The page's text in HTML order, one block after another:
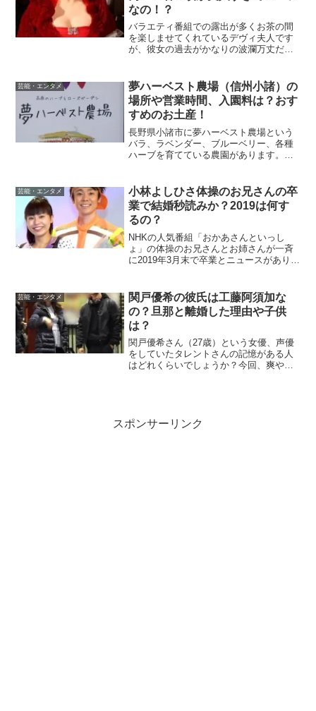
なの！？
バラエティ番組での露出が多くお茶の間
を楽しませてくれているデヴィ夫人です
が、彼女の過去がかなりの波瀾万丈だと
でセレブというイメージがありつつ、バ
ラエティでとんでもないこ...
芸能・エンタメ
夢ハーベスト農場（信州小諸）の
場所や営業時間、入園料は？おす
すめのお土産！
長野県小諸市に夢ハーベスト農場という
バラ、ラベンダー、ブルーベリー、各種
ハーブを育てている農園があります。浅
けて、5月から6月バラ、7月～8月ラベン
ダー、8月～9月ブル...
芸能・エンタメ
小林よしひさ体操のお兄さんの卒
業で結婚秒読みか？2019は何す
るの？
NHKの人気番組「おかあさんといっし
ょ」の体操のお兄さんとお姉さんが一斉
に2019年3月末で卒業とニュースがありま
ントの上原りさお姉さんです。小林お兄
さんは、2005...
芸能・エンタメ
関戸優希の彼氏は工藤阿須加な
の？旦那と離婚した理由や子供
は？
関戸優希さん（27歳）という女優、声優
をしていたタレントさんの記憶がある人
はどれくらいでしょうか？今回、爽やか
スポンサーリンク